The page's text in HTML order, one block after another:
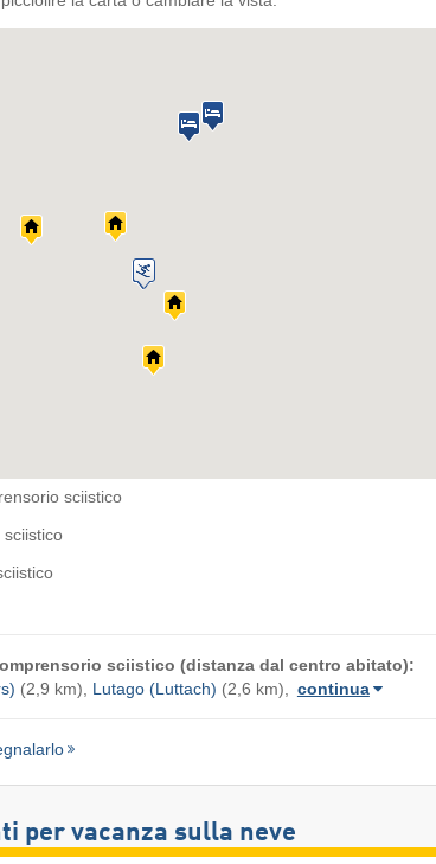
sciistico
sciistico (distanza dal centro abitato):
(2,9 km), Lutago (Luttach) (2,6 km), continua
per vacanza sulla neve